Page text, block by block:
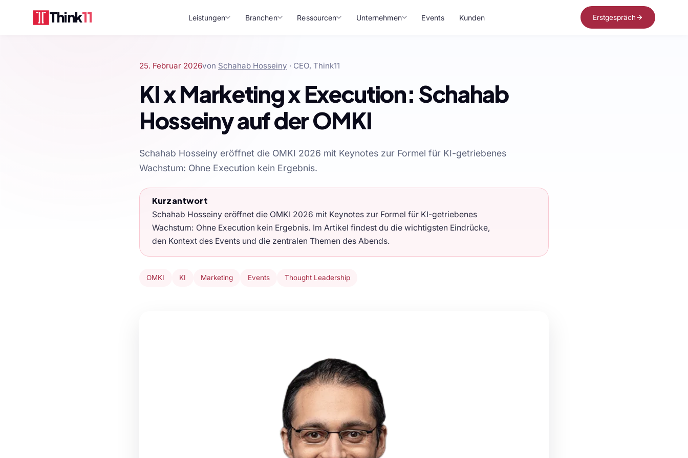
Think11 Leistungen Branchen Ressourcen Unternehmen Events Kunden Erstgespräch
25. Februar 2026von Schahab Hosseiny · CEO, Think11
KI x Marketing x Execution: Schahab
Hosseiny auf der OMKI
Schahab Hosseiny eröffnet die OMKI 2026 mit Keynotes zur Formel für KI-getriebenes
Wachstum: Ohne Execution kein Ergebnis.
Kurzantwort
Schahab Hosseiny eröffnet die OMKI 2026 mit Keynotes zur Formel für KI-getriebenes
Wachstum: Ohne Execution kein Ergebnis. Im Artikel findest du die wichtigsten Eindrücke,
den Kontext des Events und die zentralen Themen des Abends.
OMKI KI Marketing Events Thought Leadership